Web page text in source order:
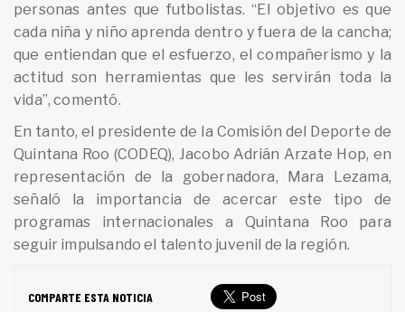
personas antes que futbolistas. “El objetivo es que
cada niña y niño aprenda dentro y fuera de la cancha;
que entiendan que el esfuerzo, el compañerismo y la
actitud son herramientas que les servirán toda la
vida”, comentó.
En tanto, el presidente de la Comisión del Deporte de
Quintana Roo (CODEQ), Jacobo Adrián Arzate Hop, en
representación de la gobernadora, Mara Lezama,
señaló la importancia de acercar este tipo de
programas internacionales a Quintana Roo para
seguir impulsando el talento juvenil de la región.
COMPARTE ESTA NOTICIA